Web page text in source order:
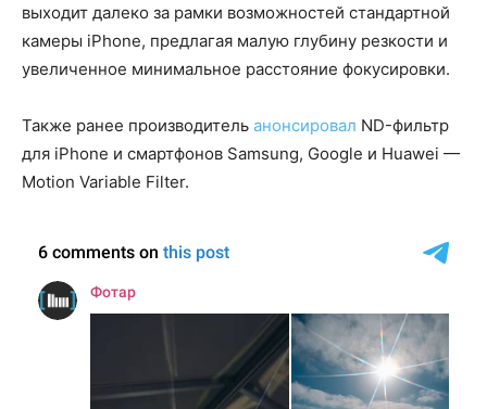
выходит далеко за рамки возможностей стандартной
камеры iPhone, предлагая малую глубину резкости и
увеличенное минимальное расстояние фокусировки.
Также ранее производитель анонсировал ND-фильтр
для iPhone и смартфонов Samsung, Google и Huawei —
Motion Variable Filter.